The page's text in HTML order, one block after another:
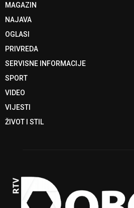
MAGAZIN
NAJAVA
OGLASI
PRIVREDA
SERVISNE INFORMACIJE
SPORT
VIDEO
VIJESTI
ŽIVOT I STIL